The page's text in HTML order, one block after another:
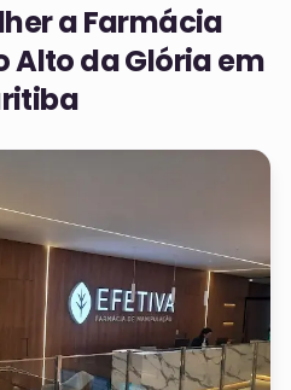
a Farmácia
Alto da Glória em